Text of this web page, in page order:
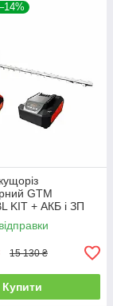
GTM
KIT + АКБ і ЗП
15 130 ₴
Купити